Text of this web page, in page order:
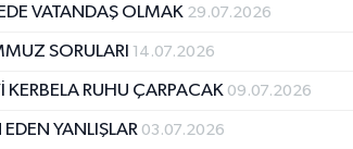
VATANDAŞ OLMAK 29.07.2026
SORULARI 14.07.2026
RUHU ÇARPACAK 09.07.2026
YANLIŞLAR 03.07.2026